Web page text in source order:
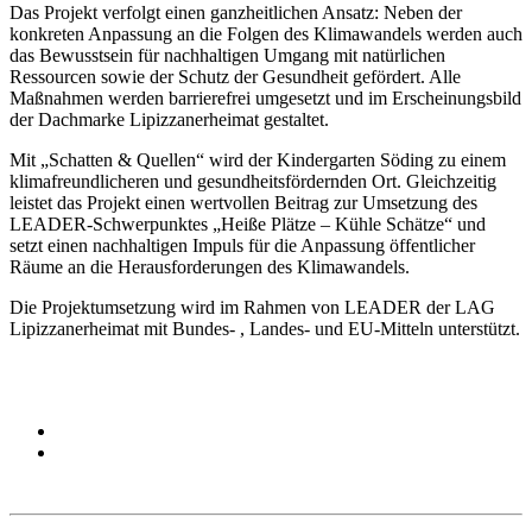
Das Projekt verfolgt einen ganzheitlichen Ansatz: Neben der
konkreten Anpassung an die Folgen des Klimawandels werden auch
das Bewusstsein für nachhaltigen Umgang mit natürlichen
Ressourcen sowie der Schutz der Gesundheit gefördert. Alle
Maßnahmen werden barrierefrei umgesetzt und im Erscheinungsbild
der Dachmarke Lipizzanerheimat gestaltet.
Mit „Schatten & Quellen“ wird der Kindergarten Söding zu einem
klimafreundlicheren und gesundheitsfördernden Ort. Gleichzeitig
leistet das Projekt einen wertvollen Beitrag zur Umsetzung des
LEADER-Schwerpunktes „Heiße Plätze – Kühle Schätze“ und
setzt einen nachhaltigen Impuls für die Anpassung öffentlicher
Räume an die Herausforderungen des Klimawandels.
Die Projektumsetzung wird im Rahmen von LEADER der LAG
Lipizzanerheimat mit Bundes- , Landes- und EU-Mitteln unterstützt.